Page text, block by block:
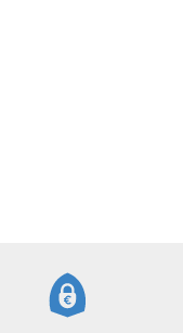
pour confirmer
me conseiller
du matériel en